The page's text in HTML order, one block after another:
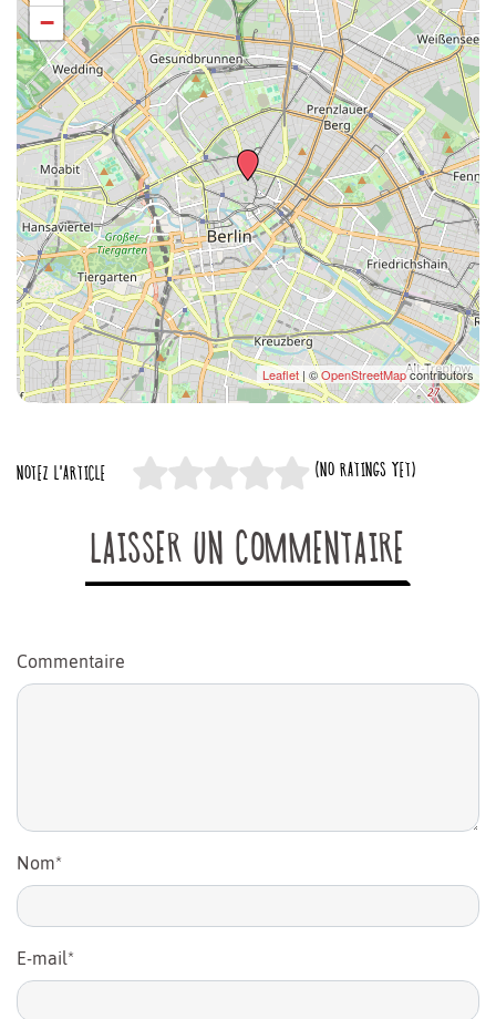
−
Leaflet| ©OpenStreetMapcontributors
NOTEZ L'ARTICLE (NO RATINGS YET)
LAISSER UN COMMENTAIRE
Commentaire
Nom*
E-mail*